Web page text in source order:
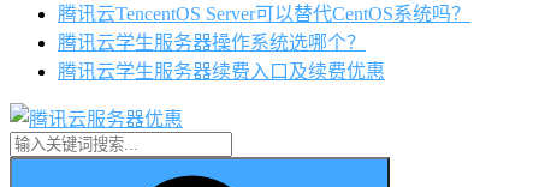
腾讯云TencentOS Server可以替代CentOS系统吗？
腾讯云学生服务器操作系统选哪个？
腾讯云学生服务器续费入口及续费优惠